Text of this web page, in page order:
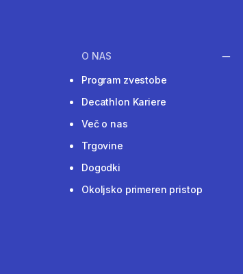
O NAS
Program zvestobe
Decathlon Kariere
Več o nas
Trgovine
Dogodki
Okoljsko primeren pristop